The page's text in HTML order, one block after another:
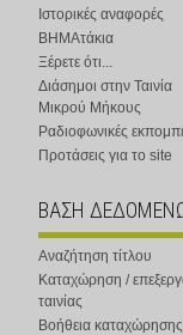
Ιστορικές αναφορές
ΒΗΜΑτάκια
Ξέρετε ότι...
Διάσημοι στην Ταινία
Μικρού Μήκους
Ραδιοφωνικές
Προτάσεις για το site
ΒΑΣΗ
Αναζήτηση τίτλου
Καταχώρηση /
ταινίας
Βοήθεια καταχώρησης